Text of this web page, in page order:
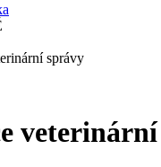
správy